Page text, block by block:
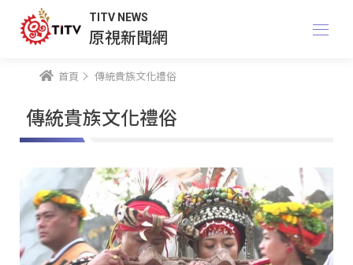
TITV NEWS
原視新聞網
首頁 傳統貴族文化禮俗
傳統貴族文化禮俗